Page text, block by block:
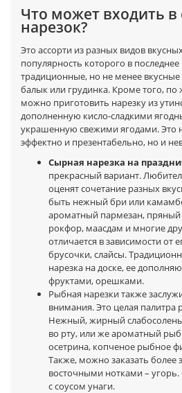
Что может входить в
нарезок?
Это ассорти из разных видов
популярность которого в последнее
традиционные, но не менее
балык или грудинка. Кроме того, по
можно приготовить нарезку из
дополненную кисло-сладкими
украшенную свежими ягодами. Это
эффектно и презентабельно, но и
Сырная нарезка на
прекрасный вариант.
оценят сочетание разных
быть нежный бри или
ароматный пармезан,
рокфор, маасдам и многие
отличается в зависимости от
брусочки, слайсы.
нарезка на доске, ее
фруктами, орешками.
Рыбная нарезки также
внимания. Это целая палитра
Нежный, жирный
во рту, или же ароматный
осетрина, копченое рыбное
Также, можно заказать более
восточными нотками – угорь.
с соусом унаги.